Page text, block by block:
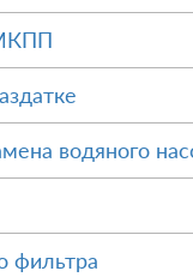
водяного
фильтра